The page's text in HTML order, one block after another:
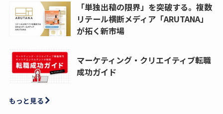
「単独出稿の限界」を突破する。複数
リテール横断メディア「ARUTANA」
が拓く新市場
マーケティング・クリエイティブ転職
成功ガイド
もっと見る